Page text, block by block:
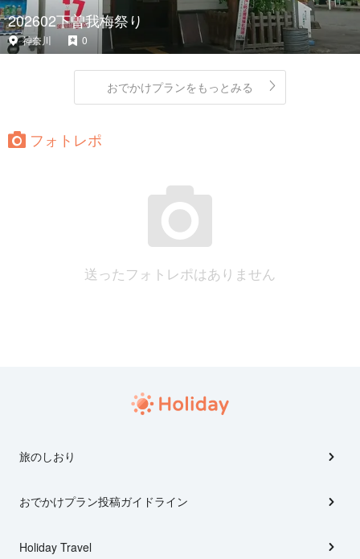
202602下曽我梅祭り
神奈川 0
おでかけプランをもっとみる
フォトレポ
送ったフォトレポはありません
旅のしおり
おでかけプラン投稿ガイドライン
Holiday Travel